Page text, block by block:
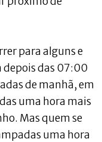
para alguns e
depois das 07:00
de manhã, em
uma hora mais
Mas quem se
uma hora